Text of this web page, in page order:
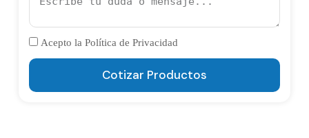
Acepto la Política de Privacidad
Cotizar Productos